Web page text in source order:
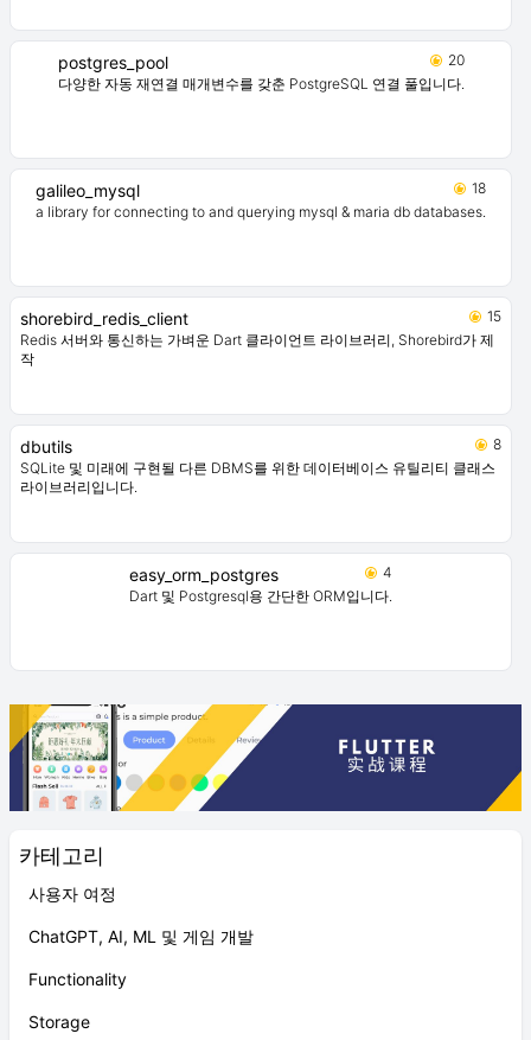
카테고리
사용자 여정
ChatGPT, AI, ML 및 게임 개발
Functionality
Storage
postgres_pool
20
다양한 자동 재연결 매개변수를 갖춘 PostgreSQL 연결 풀입니다.
galileo_mysql
18
a library for connecting to and querying mysql & maria db databases.
shorebird_redis_client
15
Redis 서버와 통신하는 가벼운 Dart 클라이언트 라이브러리, Shorebird가 제
작
dbutils
8
SQLite 및 미래에 구현될 다른 DBMS를 위한 데이터베이스 유틸리티 클래스
라이브러리입니다.
easy_orm_postgres
4
Dart 및 Postgresql용 간단한 ORM입니다.